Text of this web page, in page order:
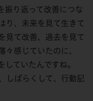
振り返って改善につな
り、未来を見て生きて
見て改善、過去を見て
々感じていたのに、
ていたんですね。
しばらくして、行動記